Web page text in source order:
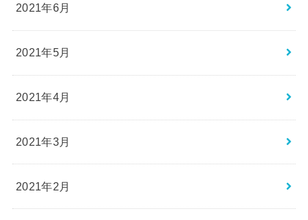
2021年6月
2021年5月
2021年4月
2021年3月
2021年2月